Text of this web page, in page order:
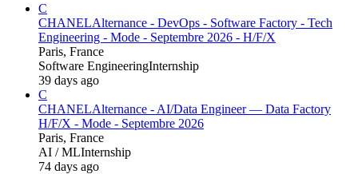
C
CHANELAlternance - DevOps - Software Factory - Tech
Engineering - Mode - Septembre 2026 - H/F/X
Paris, France
Software EngineeringInternship
39 days ago
C
CHANELAlternance - AI/Data Engineer — Data Factory
H/F/X - Mode - Septembre 2026
Paris, France
AI / MLInternship
74 days ago